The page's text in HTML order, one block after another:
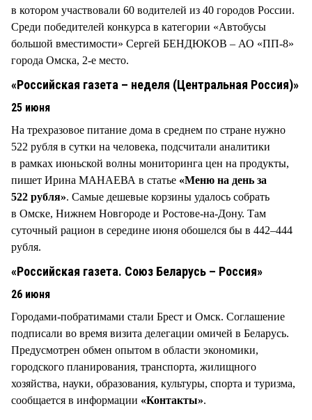
в котором участвовали 60 водителей из 40 городов России.
Среди победителей конкурса в категории «Автобусы
большой вместимости» Сергей БЕНДЮКОВ – АО «ПП-8»
города Омска, 2-е место.
«Российская газета – неделя (Центральная Россия)»
25 июня
На трехразовое питание дома в среднем по стране нужно
522 рубля в сутки на человека, подсчитали аналитики
в рамках июньской волны мониторинга цен на продукты,
пишет Ирина МАНАЕВА в статье «Меню на день за
522 рубля». Самые дешевые корзины удалось собрать
в Омске, Нижнем Новгороде и Ростове-на-Дону. Там
суточный рацион в середине июня обошелся бы в 442–444
рубля.
«Российская газета. Союз Беларусь – Россия»
26 июня
Городами-побратимами стали Брест и Омск. Соглашение
подписали во время визита делегации омичей в Беларусь.
Предусмотрен обмен опытом в области экономики,
городского планирования, транспорта, жилищного
хозяйства, науки, образования, культуры, спорта и туризма,
сообщается в информации «Контакты».